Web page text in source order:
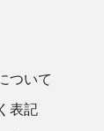
ついて
表記